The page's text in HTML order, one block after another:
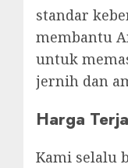
standar
membantu
untuk
jernih dan
Harga
Kami selalu